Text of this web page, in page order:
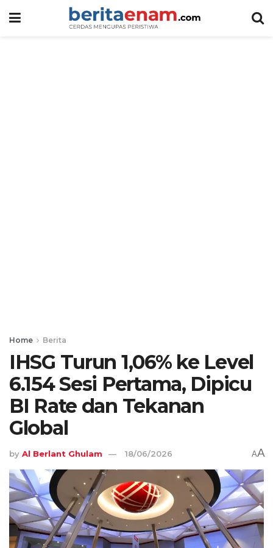
Home Berita
IHSG Turun 1,06% ke Level
6.154 Sesi Pertama, Dipicu
BI Rate dan Tekanan
Global
by Al Berlant Ghulam 18/06/2026 AA